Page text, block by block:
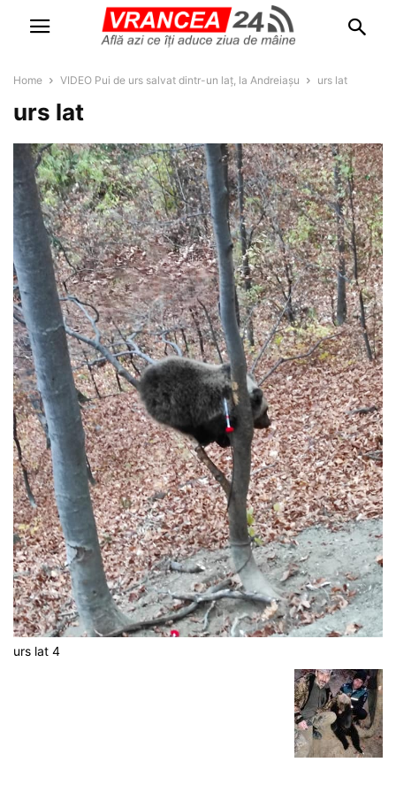
Home VIDEO Pui de urs salvat dintr-un laț, la Andreiașu urs lat
urs lat
urs lat 4